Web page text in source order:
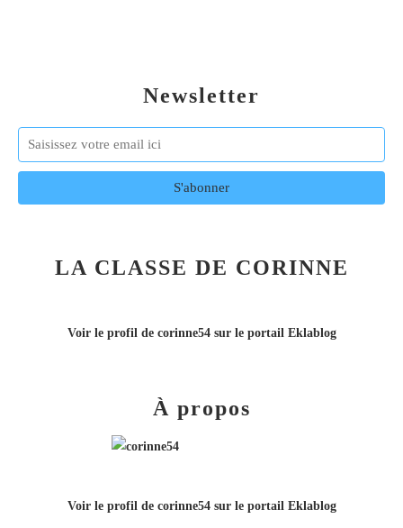
Newsletter
LA CLASSE DE CORINNE
Voir le profil de corinne54sur le portail Eklablog
À propos
Voir le profil de corinne54sur le portail Eklablog